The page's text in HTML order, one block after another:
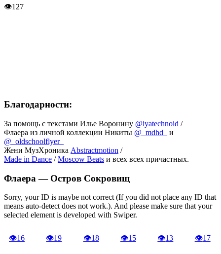
👁127
Благодарности:
За помощь с текстами Илье Воронину @iyatechnoid /
Флаера из личной коллекции Никиты @_mdhd_
и
@_oldschoolflyer_
Жени МузХроника Abstractmotion /
Made in Dance /Moscow Beats и всех всех причастных.
Флаера — Остров Сокровищ
Sorry, your ID is maybe not correct (If you did not place any ID that
means auto-detect does not work.). And please make sure that your
selected element is developed with Swiper.
👁16 👁19 👁18 👁15 👁13 👁17